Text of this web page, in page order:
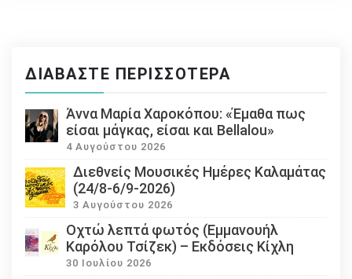
ΔΙΑΒΆΣΤΕ ΠΕΡΙΣΣΌΤΕΡΑ
Άννα Μαρία Χαροκόπου: «Έμαθα πως
είσαι μάγκας, είσαι και Bellalou»
4 Αυγούστου 2026
Διεθνείς Μουσικές Ημέρες Καλαμάτας
(24/8-6/9-2026)
3 Αυγούστου 2026
Οχτώ λεπτά φωτός (Εμμανουήλ
Καρόλου Τσίζεκ) – Εκδόσεις Κίχλη
30 Ιουλίου 2026